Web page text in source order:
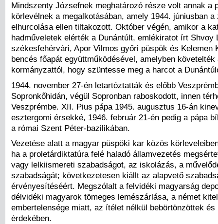
Mindszenty Józsefnek meghatározó része volt annak a
körlevélnek a megalkotásában, amely 1944. júniusban a
elhurcolása ellen tiltakozott. Október végén, amikor a
hadműveletek elérték a Dunántúlt, emlékiratot írt Shvoy
székesfehérvári, Apor Vilmos győri püspök és Kelemen
bencés főapát együttműködésével, amelyben követelték
kormányzattól, hogy szüntesse meg a harcot a
1944. november 27-én letartóztatták és előbb
Sopronkőhidán, végül Sopronban raboskodott, innen
Veszprémbe. XII. Pius pápa 1945. augusztus 16-án
esztergomi érsekké, 1946. február 21-én pedig a pápa
a római Szent Péter-bazilikában.
Vezetése alatt a magyar püspöki kar közös
ha a proletárdiktatúra felé haladó államvezetés
vagy lelkiismereti szabadságot, az iskolázás, a
szabadságát; következetesen kiállt az alapvető
érvényesítéséért. Megszólalt a felvidéki magyarság
délvidéki magyarok tömeges lemészárlása, a német
embertelensége miatt, az ítélet nélkül bebörtönzöttek és
érdekében.